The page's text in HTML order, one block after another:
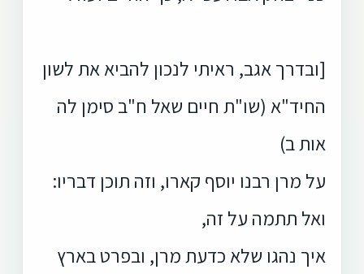
[ובדרך אגב, ראיתי לנכון להביא את לשון
החיד"א (שו"ת חיים שאל ח"ב סימן לה
אות ב)
על מרן רבנו יוסף קארו, וזה תוכן דבריו:
ואל תתמה על זה,
איך נהגו שלא כדעת מרן, ובפרט בארץ